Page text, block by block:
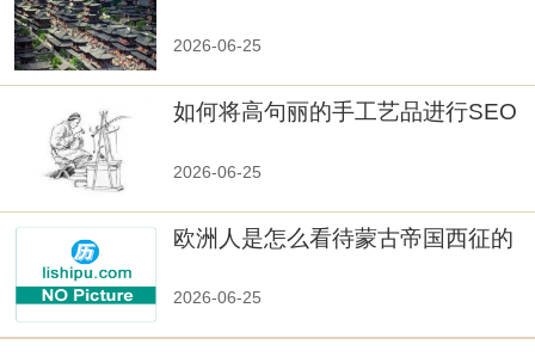
2026-06-25
如何将高句丽的手工艺品进行SEO
2026-06-25
欧洲人是怎么看待蒙古帝国西征的
2026-06-25